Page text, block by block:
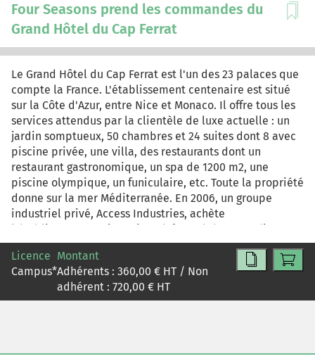
Four Seasons prend les commandes du
Grand Hôtel du Cap Ferrat
Le Grand Hôtel du Cap Ferrat est l'un des 23 palaces que
compte la France. L'établissement centenaire est situé
sur la Côte d'Azur, entre Nice et Monaco. Il offre tous les
services attendus par la clientèle de luxe actuelle : un
jardin somptueux, 50 chambres et 24 suites dont 8 avec
piscine privée, une villa, des restaurants dont un
restaurant gastronomique, un spa de 1200 m2, une
piscine olympique, un funiculaire, etc. Toute la propriété
donne sur la mer Méditerranée. En 2006, un groupe
industriel privé, Access Industries, achète
l'établissement qui continue à être géré par un directeur
indépendant. En 2009, l'hôtel est redessiné pour
satisfaire la clientèle la plus exigeante. Néanmoins, le
taux d'occupation et le chiffre d'affaires sont en forte
baisse. Géré à partir de 2015 par le groupe Four Seasons,
Licence
Campus*
Montant
Adhérents : 360,00 € HT / Non
adhérent : 720,00 € HT